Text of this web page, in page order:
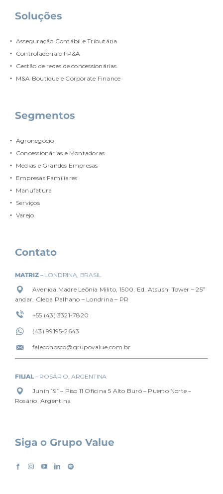
Soluções
Asseguração Contábil e Tributária
Controladoria e FP&A
Gestão de redes de concessionárias
M&A Boutique e Corporate Finance
Segmentos
Agronegócio
Concessionárias e Montadoras
Médias e Grandes Empresas
Empresas Familiares
Manufatura
Serviços
Varejo
Contato
MATRIZ– LONDRINA, BRASIL
Avenida Madre Leônia Milito, 1500, Ed. Atsushi Tower – 25º
andar, Gleba Palhano – Londrina – PR
+55 (43) 3321-7820
(43) 99195-2643
faleconosco@grupovalue.com.br
FILIAL– ROSÁRIO, ARGENTINA
Junín 191 – Piso 11 Oficina 5 Alto Buró – Puerto Norte –
Rosário, Argentina
Siga o Grupo Value